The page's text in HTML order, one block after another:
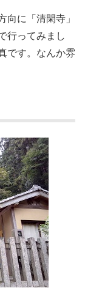
に「清閑寺」
行ってみまし
です。なんか雰